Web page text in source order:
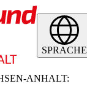
SPRACHE
ANHALT: